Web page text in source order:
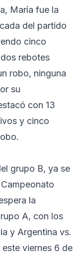
María fue la
del partido
cinco
rebotes
robo, ninguna
su
con 13
y cinco
grupo B, ya se
la
A, con los
y Argentina vs.
viernes 6 de